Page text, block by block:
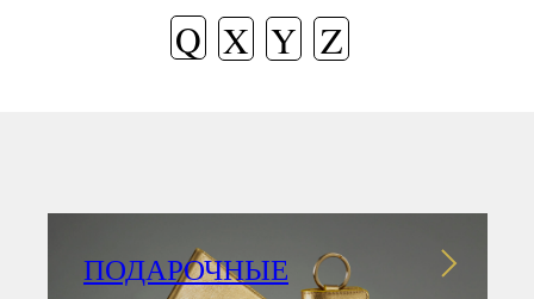
X Y Z
Q
ПОДАРОЧНЫЕ